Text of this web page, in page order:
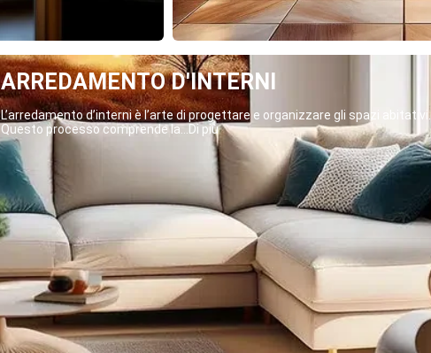
ARREDAMENTO D'INTERNI
L’arredamento d’interni è l’arte di progettare e organizzare gli spazi abitativi.
Questo processo comprende la...Di più